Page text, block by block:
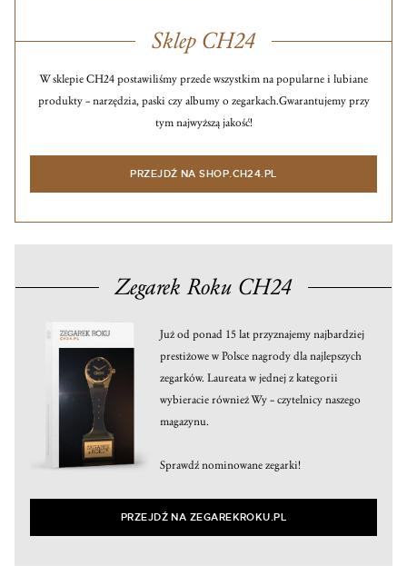
Sklep CH24
W sklepie CH24 postawiliśmy przede wszystkim na popularne i lubiane
produkty – narzędzia, paski czy albumy o zegarkach.Gwarantujemy przy
tym najwyższą jakość!
PRZEJDŹ NA SHOP.CH24.PL
Zegarek Roku CH24
Już od ponad 15 lat przyznajemy najbardziej
prestiżowe w Polsce nagrody dla najlepszych
zegarków. Laureata w jednej z kategorii
wybieracie również Wy – czytelnicy naszego
magazynu.
Sprawdź nominowane zegarki!
PRZEJDŹ NA ZEGAREKROKU.PL